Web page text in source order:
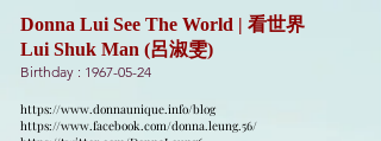
Donna Lui See The World | 看世界
Lui Shuk Man (呂淑雯)
Birthday : 1967-05-24
https://www.donnaunique.info/blog
https://www.facebook.com/donna.leung.56/